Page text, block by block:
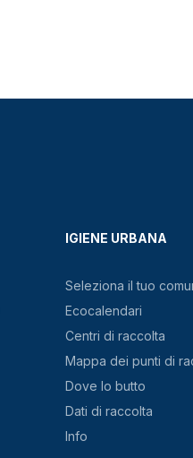
IGIENE URBANA
Seleziona il tuo
Ecocalendari
Centri di raccolta
Mappa dei punti di
Dove lo butto
Dati di raccolta
Info